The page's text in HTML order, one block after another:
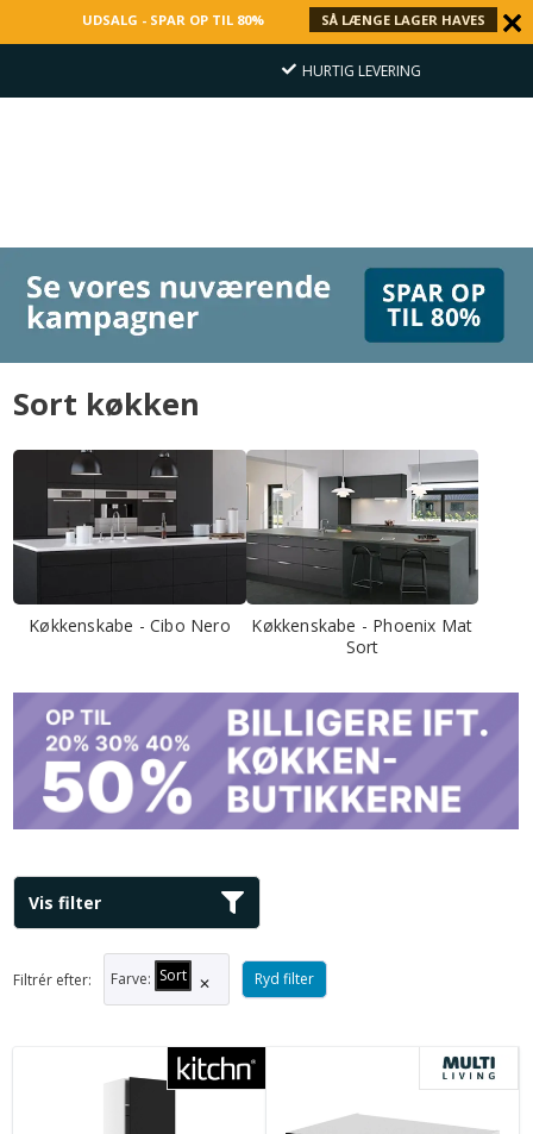
UDSALG - SPAR OP TIL 80% SÅ LÆNGE LAGER HAVES
HURTIG LEVERING
Sort køkken
Køkkenskabe - Cibo Nero
Køkkenskabe - Phoenix Mat
Sort
Vis filter
Filtrér efter: Farve: Sort ✕ Ryd filter